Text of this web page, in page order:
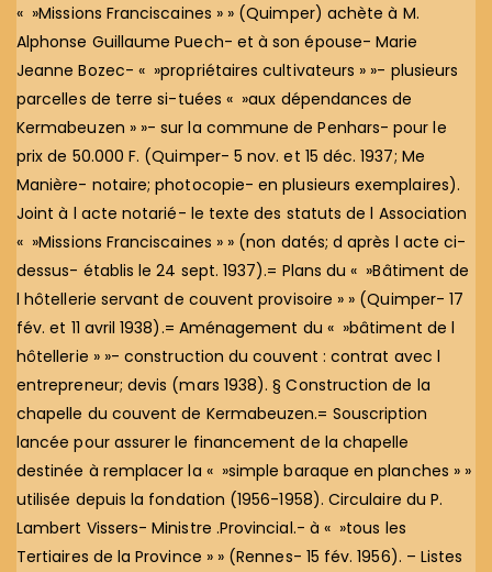
« »Missions Franciscaines » » (Quimper) achète à M.
Alphonse Guillaume Puech- et à son épouse- Marie
Jeanne Bozec- « »propriétaires cultivateurs » »- plusieurs
parcelles de terre si-tuées « »aux dépendances de
Kermabeuzen » »- sur la commune de Penhars- pour le
prix de 50.000 F. (Quimper- 5 nov. et 15 déc. 1937; Me
Manière- notaire; photocopie- en plusieurs exemplaires).
Joint à l acte notarié- le texte des statuts de l Association
« »Missions Franciscaines » » (non datés; d après l acte ci-
dessus- établis le 24 sept. 1937).= Plans du « »Bâtiment de
l hôtellerie servant de couvent provisoire » » (Quimper- 17
fév. et 11 avril 1938).= Aménagement du « »bâtiment de l
hôtellerie » »- construction du couvent : contrat avec l
entrepreneur; devis (mars 1938). § Construction de la
chapelle du couvent de Kermabeuzen.= Souscription
lancée pour assurer le financement de la chapelle
destinée à remplacer la « »simple baraque en planches » »
utilisée depuis la fondation (1956-1958). Circulaire du P.
Lambert Vissers- Ministre .Provincial.- à « »tous les
Tertiaires de la Province » » (Rennes- 15 fév. 1956). – Listes